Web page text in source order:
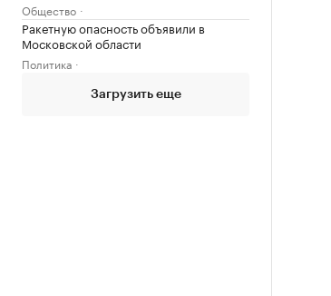
Общество
Ракетную опасность объявили в
Московской области
Политика
Загрузить еще